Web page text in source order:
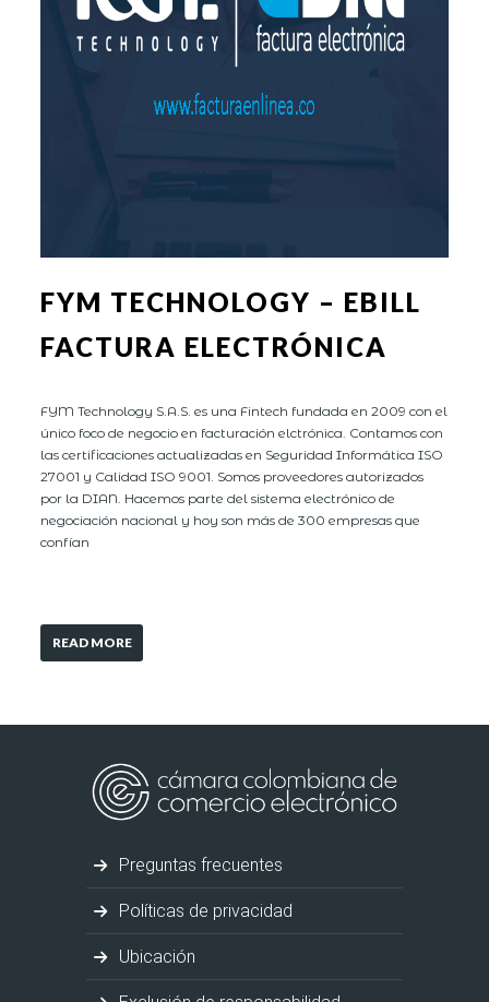
FYM TECHNOLOGY – EBILL
FACTURA ELECTRÓNICA
FYM Technology S.A.S. es una Fintech fundada en 2009 con el
único foco de negocio en facturación elctrónica. Contamos con
las certificaciones actualizadas en Seguridad Informática ISO
27001 y Calidad ISO 9001. Somos proveedores autorizados
por la DIAN. Hacemos parte del sistema electrónico de
negociación nacional y hoy son más de 300 empresas que
confían
READ MORE
Preguntas frecuentes
Políticas de privacidad
Ubicación